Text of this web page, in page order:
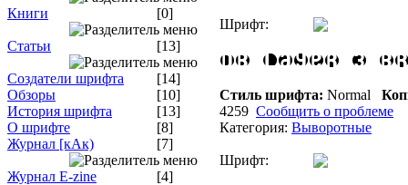
Книги [0]
Статьи [13]
Создатели шрифта
[14]
Обзоры
[10]
История шрифта
[13]
О шрифте
[8]
Журнал [кАк)
[7]
Журнал E-zine [4]
Шрифт:
Стиль шрифта: Normal
4259 Сообщить о проблеме
Категория: Выворотные
Шрифт: